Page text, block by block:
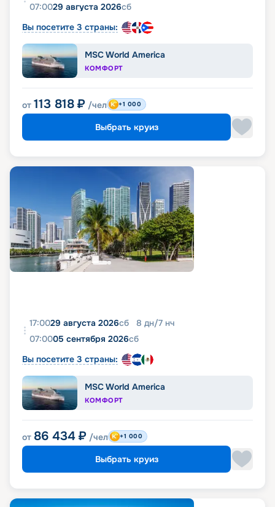
07:0029 августа 2026сб
Вы посетите 3 страны:
MSC World America
КОМФОРТ
от 113 818 ₽ /чел +1 000
Выбрать круиз
17:0029 августа 2026сб 8 дн/7 нч
07:0005 сентября 2026сб
Вы посетите 3 страны:
MSC World America
КОМФОРТ
от 86 434 ₽ /чел +1 000
Выбрать круиз